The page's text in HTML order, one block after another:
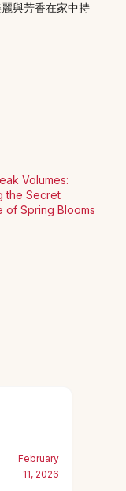
與芳香在家中持
Volumes:
the Secret
of Spring Blooms
February
11, 2026